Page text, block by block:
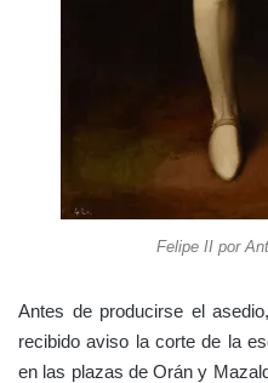
Felipe II por
Antes de producirse el
recibido aviso la corte de la
en las plazas de Orán y